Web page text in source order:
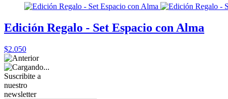
Edición Regalo - Set Espacio con Alma
$2.050
Suscribite a
nuestro
newsletter